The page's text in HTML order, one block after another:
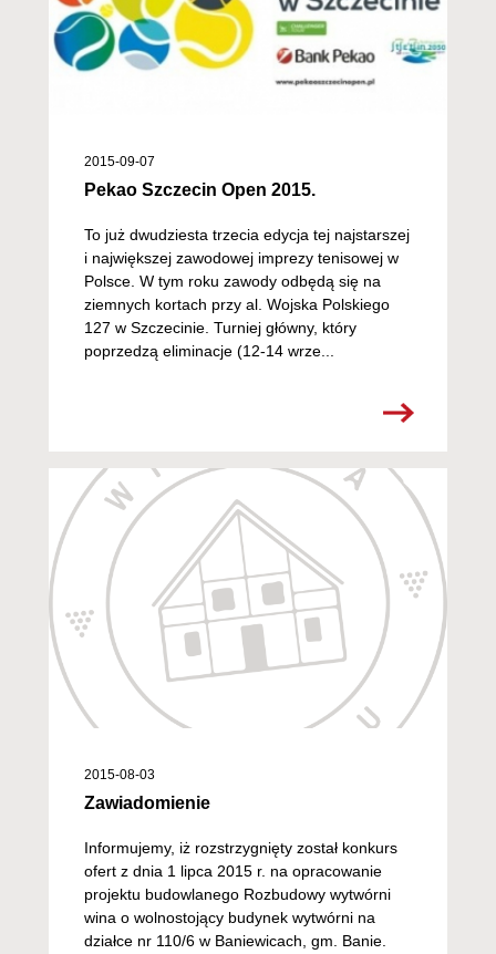
2015-09-07
Pekao Szczecin Open 2015.
To już dwudziesta trzecia edycja tej najstarszej
i największej zawodowej imprezy tenisowej w
Polsce. W tym roku zawody odbędą się na
ziemnych kortach przy al. Wojska Polskiego
127 w Szczecinie. Turniej główny, który
poprzedzą eliminacje (12-14 wrze...
2015-08-03
Zawiadomienie
Informujemy, iż rozstrzygnięty został konkurs
ofert z dnia 1 lipca 2015 r. na opracowanie
projektu budowlanego Rozbudowy wytwórni
wina o wolnostojący budynek wytwórni na
działce nr 110/6 w Baniewicach, gm. Banie.